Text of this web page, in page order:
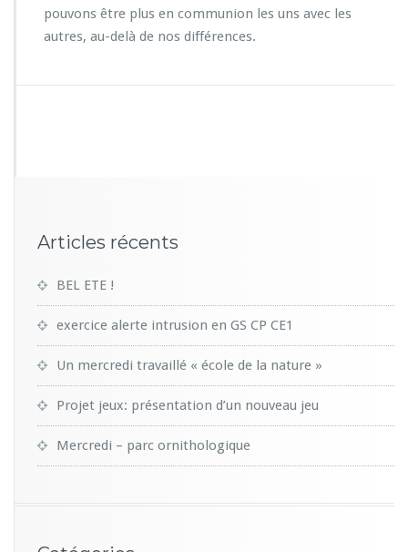
pouvons être plus en communion les uns avec les
autres, au-delà de nos différences.
Articles récents
BEL ETE !
exercice alerte intrusion en GS CP CE1
Un mercredi travaillé « école de la nature »
Projet jeux: présentation d’un nouveau jeu
Mercredi – parc ornithologique